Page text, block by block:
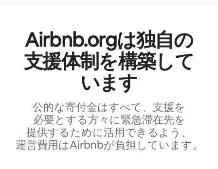
Airbnb.orgは独⁠自⁠の
支⁠援⁠体⁠制⁠を構⁠築⁠し⁠て
い⁠ま⁠す
公的な寄付金はすべて、支⁠援⁠を
必⁠要⁠と⁠す⁠る方⁠々⁠に緊⁠急⁠滞⁠在⁠先⁠を
提⁠供⁠す⁠るた⁠め⁠に活⁠用で⁠き⁠る⁠よ⁠う⁠、
運⁠営⁠費⁠用⁠はAirbnb⁠が負⁠担⁠し⁠てい⁠ま⁠す⁠。